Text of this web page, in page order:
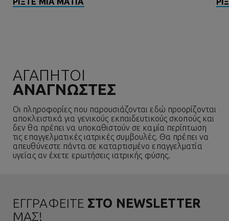
ΑΓΑΠΗΤΟΙ
ΑΝΑΓΝΩΣΤΕΣ
Οι πληροφορίες που παρουσιάζονται εδώ προορίζονται
αποκλειστικά για γενικούς εκπαιδευτικούς σκοπούς και
δεν θα πρέπει να υποκαθιστούν σε καμία περίπτωση
τις επαγγελματικές ιατρικές συμβουλές. Θα πρέπει να
απευθύνεστε πάντα σε καταρτισμένο επαγγελματία
υγείας αν έχετε ερωτήσεις ιατρικής φύσης.
ΕΓΓΡΑΦΕΙΤΕ ΣΤΟ NEWSLETTER
ΜΑΣ!